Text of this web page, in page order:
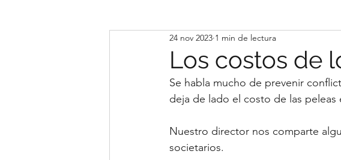
Los costos de
24 nov 2023 1 min de lectura
Se habla mucho de prevenir
deja de lado el costo de las peleas
Nuestro director nos comparte
societarios.